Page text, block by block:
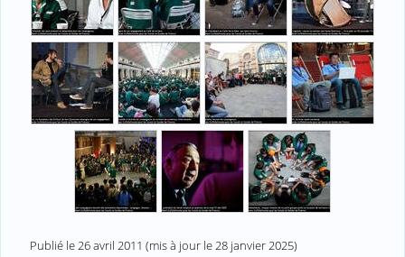
Publié le26 avril 2011 (mis à jour le28 janvier 2025)